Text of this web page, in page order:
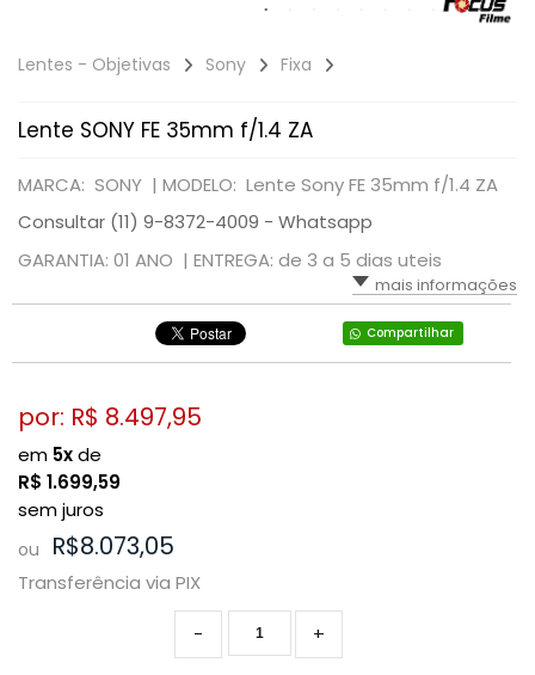
Lentes - Objetivas Sony Fixa
Lente SONY FE 35mm f/1.4 ZA
MARCA: SONY | MODELO: Lente Sony FE 35mm f/1.4 ZA
Consultar (11) 9-8372-4009 - Whatsapp
GARANTIA: 01 ANO | ENTREGA: de 3 a 5 dias uteis
mais informações
Compartilhar
por: R$ 8.497,95
em 5xde
R$ 1.699,59
sem juros
ou R$8.073,05
Transferência via PIX
+
-